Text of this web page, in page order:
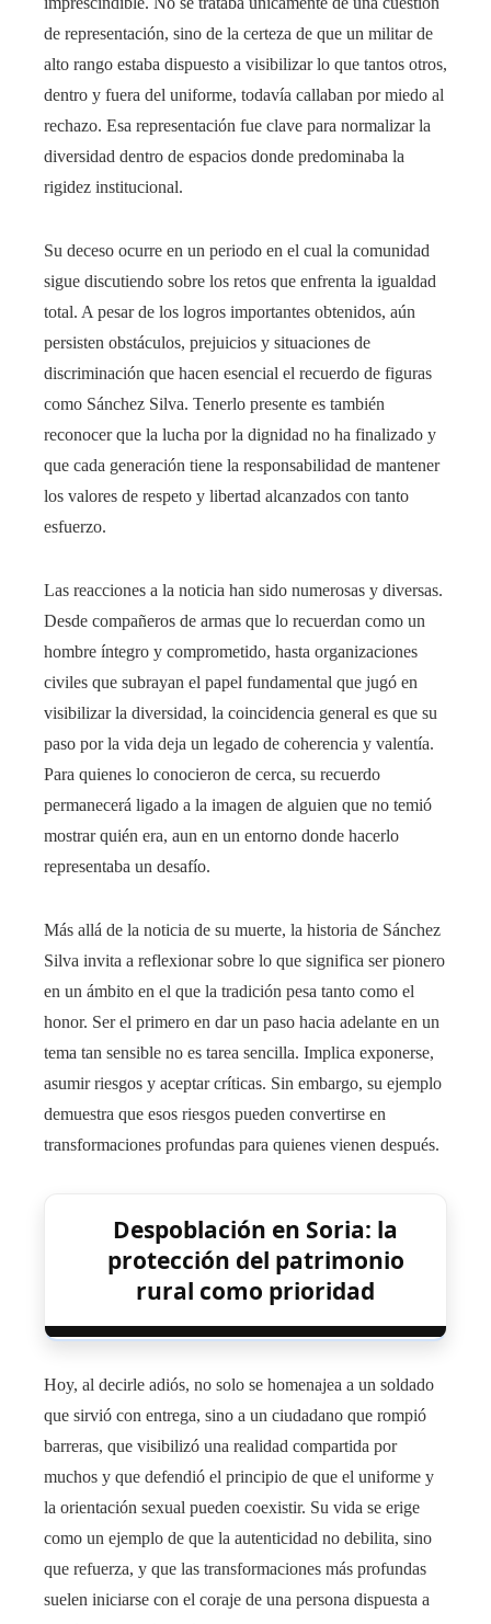
de representación, sino de la certeza de que un militar de
alto rango estaba dispuesto a visibilizar lo que tantos otros,
dentro y fuera del uniforme, todavía callaban por miedo al
rechazo. Esa representación fue clave para normalizar la
diversidad dentro de espacios donde predominaba la
rigidez institucional.
Su deceso ocurre en un periodo en el cual la comunidad
sigue discutiendo sobre los retos que enfrenta la igualdad
total. A pesar de los logros importantes obtenidos, aún
persisten obstáculos, prejuicios y situaciones de
discriminación que hacen esencial el recuerdo de figuras
como Sánchez Silva. Tenerlo presente es también
reconocer que la lucha por la dignidad no ha finalizado y
que cada generación tiene la responsabilidad de mantener
los valores de respeto y libertad alcanzados con tanto
esfuerzo.
Las reacciones a la noticia han sido numerosas y diversas.
Desde compañeros de armas que lo recuerdan como un
hombre íntegro y comprometido, hasta organizaciones
civiles que subrayan el papel fundamental que jugó en
visibilizar la diversidad, la coincidencia general es que su
paso por la vida deja un legado de coherencia y valentía.
Para quienes lo conocieron de cerca, su recuerdo
permanecerá ligado a la imagen de alguien que no temió
mostrar quién era, aun en un entorno donde hacerlo
representaba un desafío.
Más allá de la noticia de su muerte, la historia de Sánchez
Silva invita a reflexionar sobre lo que significa ser pionero
en un ámbito en el que la tradición pesa tanto como el
honor. Ser el primero en dar un paso hacia adelante en un
tema tan sensible no es tarea sencilla. Implica exponerse,
asumir riesgos y aceptar críticas. Sin embargo, su ejemplo
demuestra que esos riesgos pueden convertirse en
transformaciones profundas para quienes vienen después.
Despoblación en Soria: la
protección del patrimonio
rural como prioridad
Hoy, al decirle adiós, no solo se homenajea a un soldado
que sirvió con entrega, sino a un ciudadano que rompió
barreras, que visibilizó una realidad compartida por
muchos y que defendió el principio de que el uniforme y
la orientación sexual pueden coexistir. Su vida se erige
como un ejemplo de que la autenticidad no debilita, sino
que refuerza, y que las transformaciones más profundas
suelen iniciarse con el coraje de una persona dispuesta a